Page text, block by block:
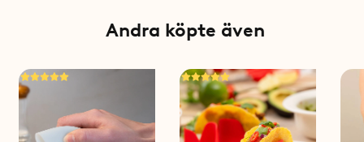
Andra köpte även